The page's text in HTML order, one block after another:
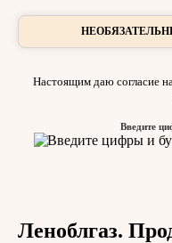
Настоящим даю согласие
Введите
Леноблгаз.